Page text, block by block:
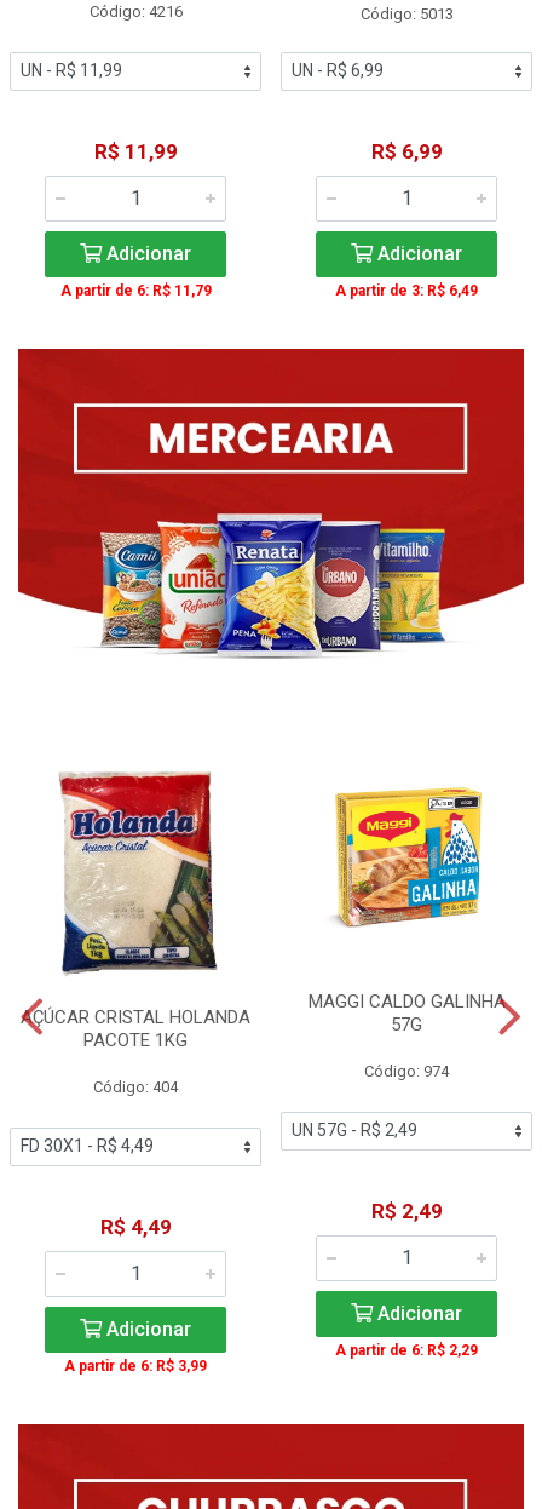
Código: 4216
R$ 11,99
Adicionar
A partir de 6: R$ 11,79
Código: 5013
R$ 6,99
Adicionar
A partir de 3: R$ 6,49
AÇÚCAR CRISTAL HOLANDA
PACOTE 1KG
Código: 404
R$ 4,49
Adicionar
A partir de 6: R$ 3,99
MAGGI CALDO GALINHA
57G
Código: 974
R$ 2,49
Adicionar
A partir de 6: R$ 2,29